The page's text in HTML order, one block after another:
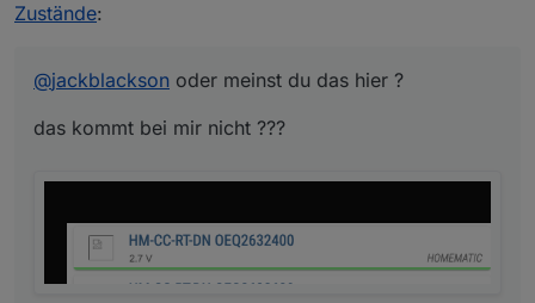
Zustände:
@jackblackson oder meinst du das hier ?
das kommt bei mir nicht ???